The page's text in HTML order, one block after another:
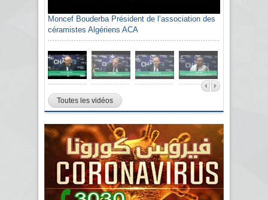
Moncef Bouderba Président de l’association des
céramistes Algériens ACA
Toutes les vidéos